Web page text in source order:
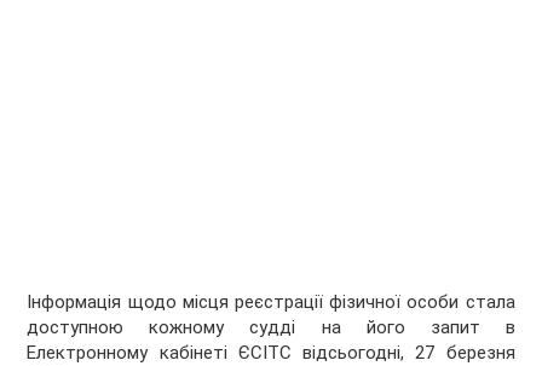
Інформація щодо місця реєстрації фізичної особи стала
доступною кожному судді на його запит в
Електронному кабінеті ЄСІТС відсьогодні, 27 березня